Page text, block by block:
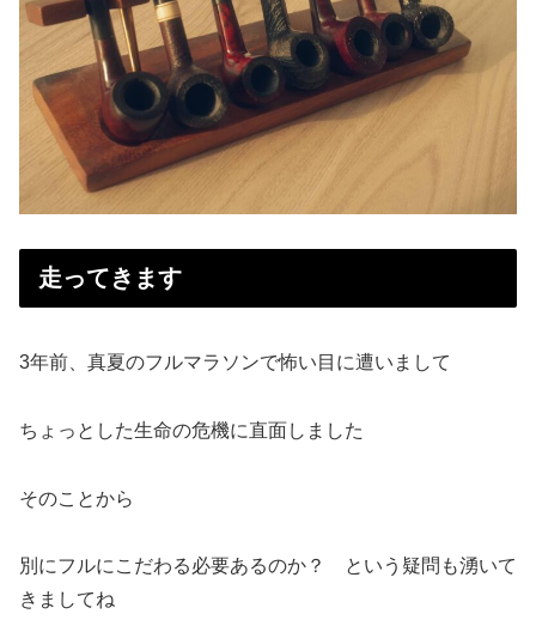
走ってきます
3年前、真夏のフルマラソンで怖い目に遭いまして
ちょっとした生命の危機に直面しました
そのことから
別にフルにこだわる必要あるのか？ という疑問も湧いて
きましてね